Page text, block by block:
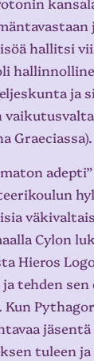
hallitsi
ja
Graeciassa).
Cylon
Hieros
tehden
Kun
tuleen